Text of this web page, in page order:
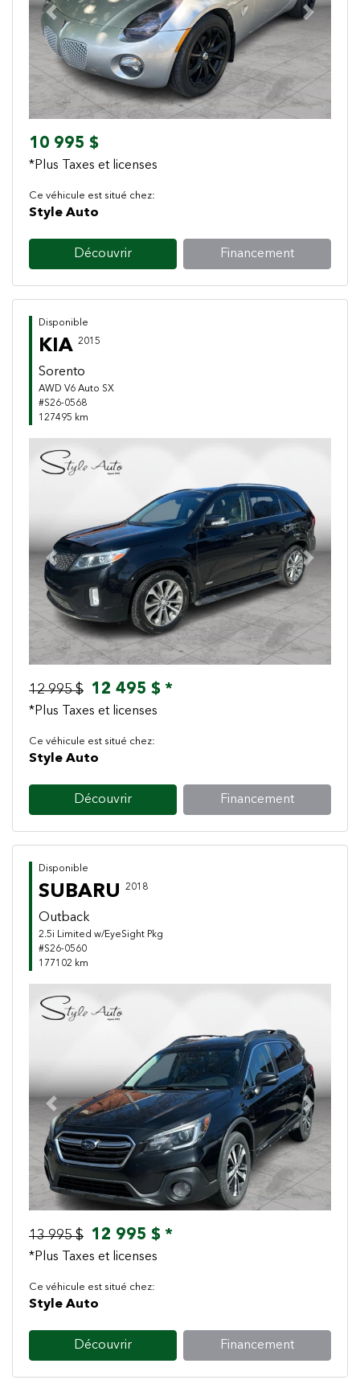
Previous Next
10 995 $
*Plus Taxes et licenses
Ce véhicule est situé chez:
Style Auto
Découvrir Financement
Disponible
KIA 2015
Sorento
AWD V6 Auto SX
#S26-0568
127495 km
Previous Next
12 995 $ 12 495 $ *
*Plus Taxes et licenses
Ce véhicule est situé chez:
Style Auto
Découvrir Financement
Disponible
SUBARU 2018
Outback
2.5i Limited w/EyeSight Pkg
#S26-0560
177102 km
Previous Next
13 995 $ 12 995 $ *
*Plus Taxes et licenses
Ce véhicule est situé chez:
Style Auto
Découvrir Financement